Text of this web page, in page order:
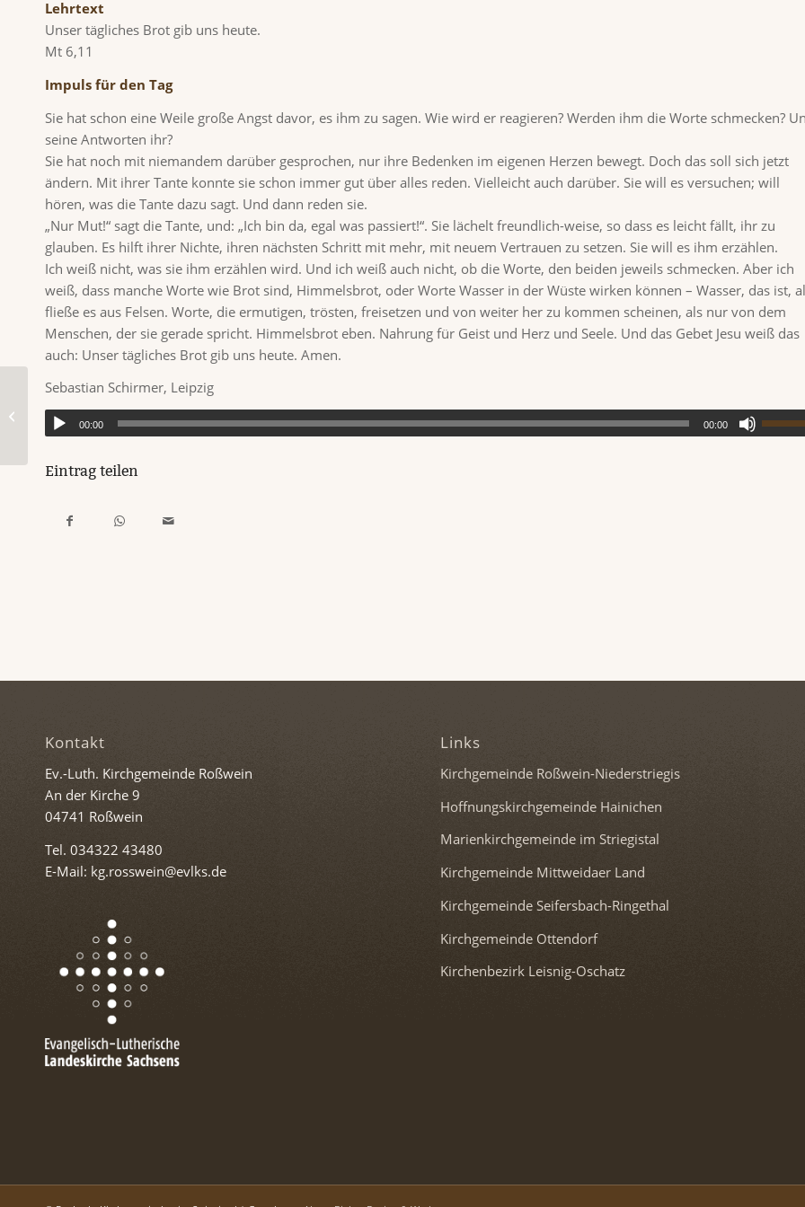
Lehrtext
Unser tägliches Brot gib uns heute.
Mt 6,11
Impuls für den Tag
Sie hat schon eine Weile große Angst davor, es ihm zu sagen. Wie wird er reagieren? Werden ihm die Worte schmecken?
seine Antworten ihr?
Sie hat noch mit niemandem darüber gesprochen, nur ihre Bedenken im eigenen Herzen bewegt. Doch das soll sich jetzt
ändern. Mit ihrer Tante konnte sie schon immer gut über alles reden. Vielleicht auch darüber. Sie will es versuchen; will
hören, was die Tante dazu sagt. Und dann reden sie.
„Nur Mut!“ sagt die Tante, und: „Ich bin da, egal was passiert!“. Sie lächelt freundlich-weise, so dass es leicht fällt, ihr zu
glauben. Es hilft ihrer Nichte, ihren nächsten Schritt mit mehr, mit neuem Vertrauen zu setzen. Sie will es ihm erzählen.
Ich weiß nicht, was sie ihm erzählen wird. Und ich weiß auch nicht, ob die Worte, den beiden jeweils schmecken. Aber ich
weiß, dass manche Worte wie Brot sind, Himmelsbrot, oder Worte Wasser in der Wüste wirken können – Wasser, das ist,
fließe es aus Felsen. Worte, die ermutigen, trösten, freisetzen und von weiter her zu kommen scheinen, als nur von dem
Menschen, der sie gerade spricht. Himmelsbrot eben. Nahrung für Geist und Herz und Seele. Und das Gebet Jesu weiß das
auch: Unser tägliches Brot gib uns heute. Amen.
Sebastian Schirmer, Leipzig
00:00 00:00
Eintrag teilen
Kontakt
Ev.-Luth. Kirchgemeinde Roßwein
An der Kirche 9
04741 Roßwein
Tel. 034322 43480
E-Mail: kg.rosswein@evlks.de
Links
Kirchgemeinde Roßwein-Niederstriegis
Hoffnungskirchgemeinde Hainichen
Marienkirchgemeinde im Striegistal
Kirchgemeinde Mittweidaer Land
Kirchgemeinde Seifersbach-Ringethal
Kirchgemeinde Ottendorf
Kirchenbezirk Leisnig-Oschatz
Impuls für Mittwoch, 30. August 2023